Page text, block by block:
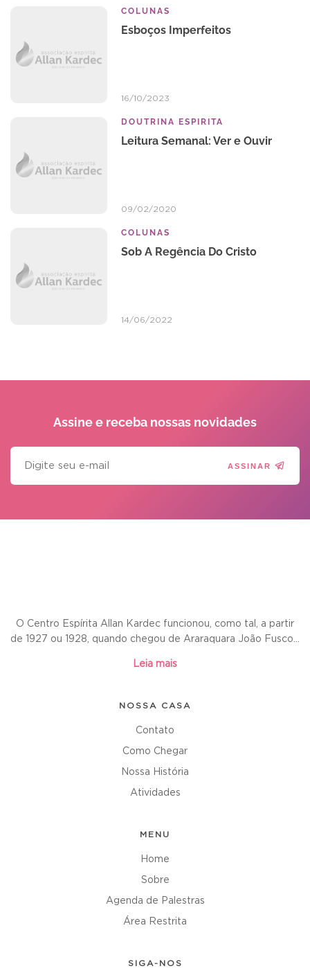
COLUNAS
Esboços Imperfeitos
16/10/2023
DOUTRINA ESPIRITA
Leitura Semanal: Ver e Ouvir
09/02/2020
COLUNAS
Sob A Regência Do Cristo
14/06/2022
Assine e receba nossas novidades
ASSINAR
O Centro Espírita Allan Kardec funcionou, como tal, a partir
de 1927 ou 1928, quando chegou de Araraquara João Fusco...
Leia mais
NOSSA CASA
Contato
Como Chegar
Nossa História
Atividades
MENU
Home
Sobre
Agenda de Palestras
Área Restrita
SIGA-NOS